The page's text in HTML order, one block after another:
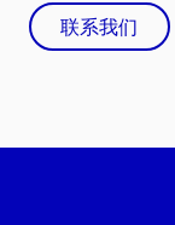
联系我们